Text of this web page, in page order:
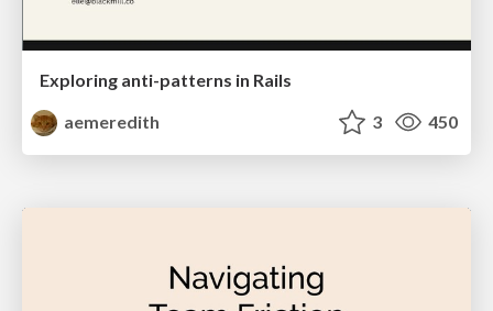
Exploring anti-patterns in Rails
aemeredith
3 450